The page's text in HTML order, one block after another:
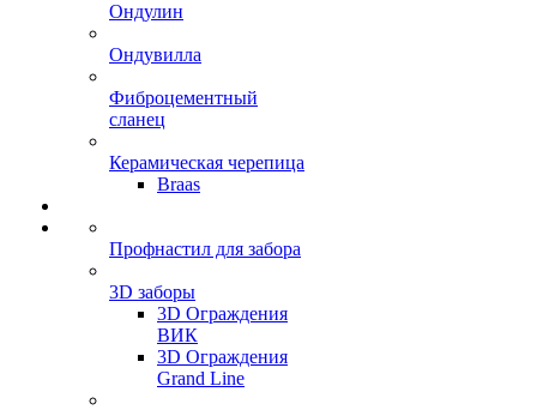
Ондулин
Ондувилла
Фиброцементный
сланец
Керамическая черепица
Braas
Профнастил для забора
3D заборы
3D Ограждения
ВИК
3D Ограждения
Grand Line